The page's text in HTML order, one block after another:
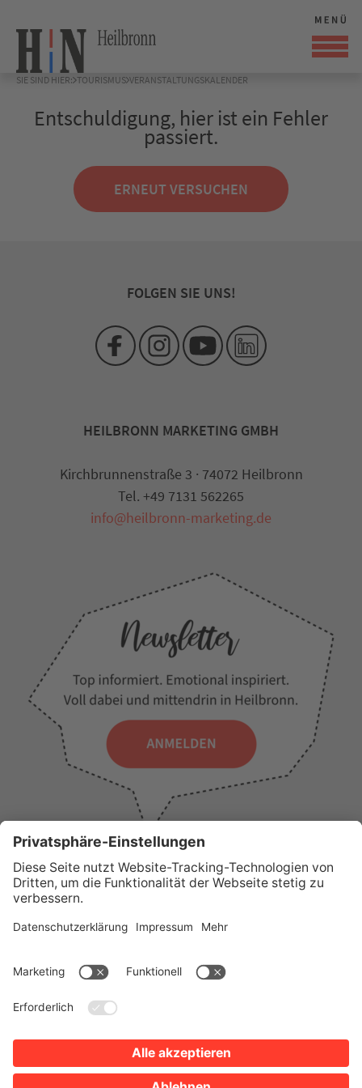
SIE SIND HIER: TOURISMUS VERANSTALTUNGSKALENDER
Entschuldigung, hier ist ein Fehler
passiert.
ERNEUT VERSUCHEN
FOLGEN SIE UNS!
WICHTIGE LINKS
PresseWir über unsTourist-Information
Erklärung zur Barrierefreiheit
Impressum
HEILBRONN MARKETING GMBH
Kirchbrunnenstraße 3 · 74072 Heilbronn
Tel. +49 7131 562265
info@heilbronn-marketing.de